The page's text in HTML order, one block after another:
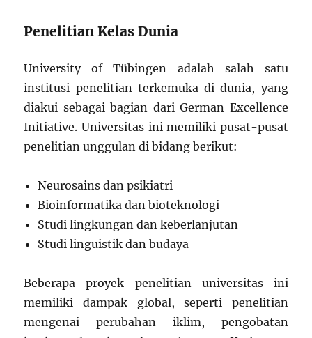
Penelitian Kelas Dunia
University of Tübingen adalah salah satu
institusi penelitian terkemuka di dunia, yang
diakui sebagai bagian dari German Excellence
Initiative. Universitas ini memiliki pusat-pusat
penelitian unggulan di bidang berikut:
Neurosains dan psikiatri
Bioinformatika dan bioteknologi
Studi lingkungan dan keberlanjutan
Studi linguistik dan budaya
Beberapa proyek penelitian universitas ini
memiliki dampak global, seperti penelitian
mengenai perubahan iklim, pengobatan